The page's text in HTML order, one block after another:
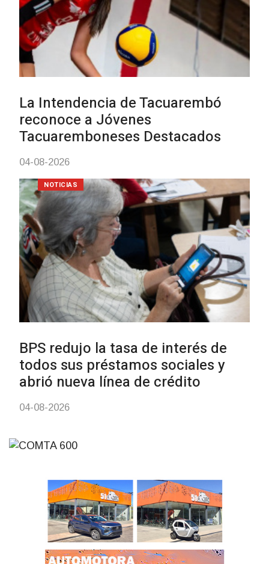
UTE hizo llamado laboral para
personas en situación de
discapacidad
03-08-2026